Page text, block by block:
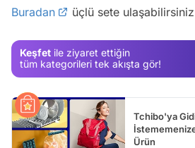
Buradan
üçlü sete
Keşfet ile ziyaret ettiğin
tüm kategorileri tek akışta gör!
Tchibo'ya
Ürün